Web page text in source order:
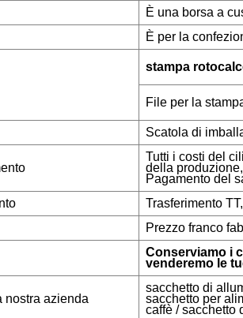
È una borsa a
È per la
stampa
File per la
Scatola di
Tutti i costi del
della produzione,
Pagamento del
Trasferimento
Prezzo franco
Conserviamo i
venderemo le
nostra azienda
sacchetto di
sacchetto per
caffè / sacchetto